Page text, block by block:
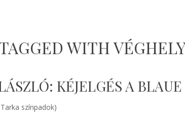
WITH
KÉJELGÉS A
színpadok)